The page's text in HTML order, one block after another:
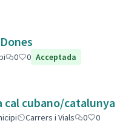
0 0 Acceptada
cal cubano/catalunya
Carrers i Vials 0
0